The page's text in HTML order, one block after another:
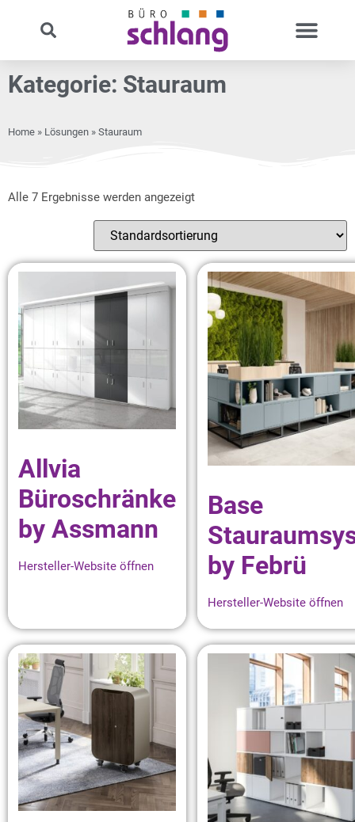
Kategorie: Stauraum
Home » Lösungen » Stauraum
Alle 7 Ergebnisse werden angezeigt
Allvia
Büroschränke
by Assmann
Hersteller-Website öffnen
Base
by Febrü
Hersteller-Website öffnen